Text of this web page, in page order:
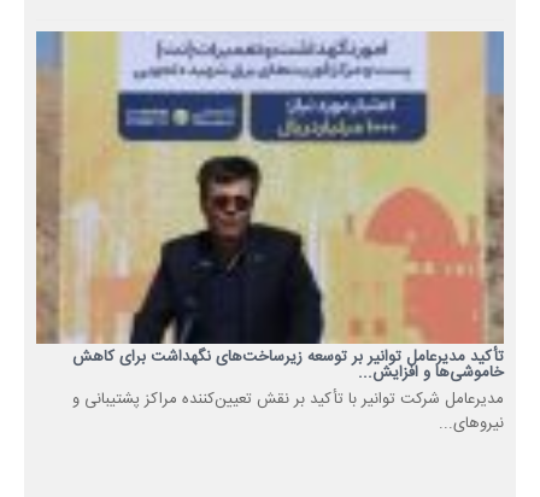
تأکید مدیرعامل توانیر بر توسعه زیرساخت‌های نگهداشت برای کاهش
خاموشی‌ها و افزایش...
مدیرعامل شرکت توانیر با تأکید بر نقش تعیین‌کننده مراکز پشتیبانی و
نیروهای...